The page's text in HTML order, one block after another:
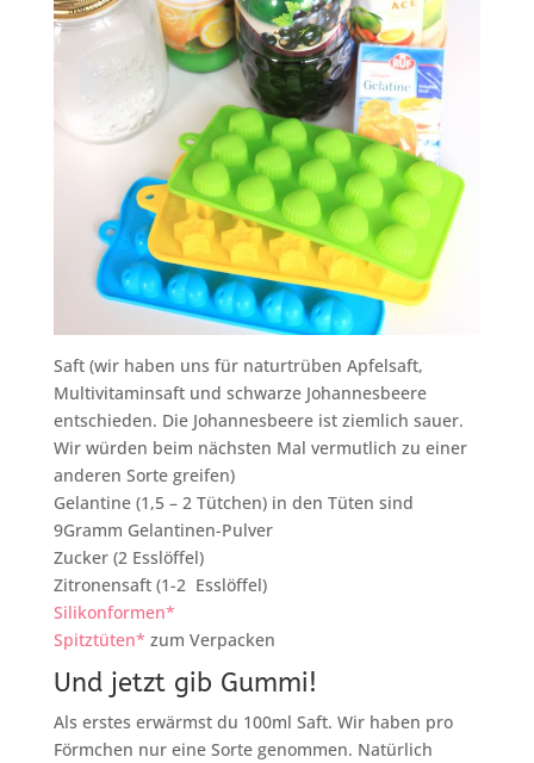
Saft (wir haben uns für naturtrüben Apfelsaft,
Multivitaminsaft und schwarze Johannesbeere
entschieden. Die Johannesbeere ist ziemlich sauer.
Wir würden beim nächsten Mal vermutlich zu einer
anderen Sorte greifen)
Gelantine (1,5 – 2 Tütchen) in den Tüten sind
9Gramm Gelantinen-Pulver
Zucker (2 Esslöffel)
Zitronensaft (1-2 Esslöffel)
Silikonformen*
Spitztüten* zum Verpacken
Und jetzt gib Gummi!
Als erstes erwärmst du 100ml Saft. Wir haben pro
Förmchen nur eine Sorte genommen. Natürlich